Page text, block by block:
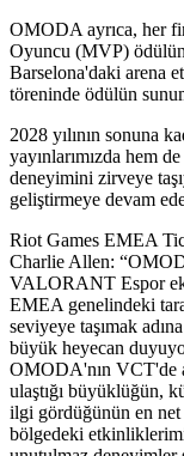
OMODA ayrıca, her
Oyuncu (MVP)
Barselona'daki arena
töreninde ödülün
2028 yılının sonuna
yayınlarımızda hem
deneyimini zirveye
geliştirmeye devam
Riot Games EMEA
Charlie Allen:
VALORANT Espor
EMEA genelindeki
seviyeye taşımak
büyük heyecan
OMODA'nın VCT'de
ulaştığı büyüklüğün,
ilgi gördüğünün en
bölgedeki